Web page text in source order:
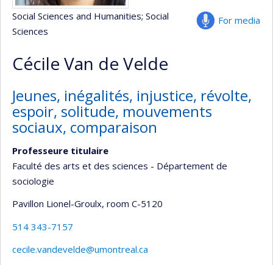
For media
Social Sciences and Humanities; Social
Sciences
Cécile Van de Velde
Jeunes, inégalités, injustice, révolte,
espoir, solitude, mouvements
sociaux, comparaison
Professeure titulaire
Faculté des arts et des sciences - Département de
sociologie
Pavillon Lionel-Groulx, room C-5120
514 343-7157
cecile.vandevelde@umontreal.ca